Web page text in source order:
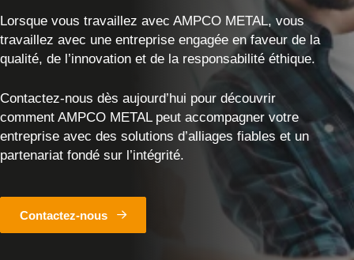
Lorsque vous travaillez avec AMPCO METAL, vous
travaillez avec une entreprise engagée en faveur de la
qualité, de l’innovation et de la responsabilité éthique.
Contactez-nous dès aujourd’hui pour découvrir
comment AMPCO METAL peut accompagner votre
entreprise avec des solutions d’alliages fiables et un
partenariat fondé sur l’intégrité.
Contactez-nous